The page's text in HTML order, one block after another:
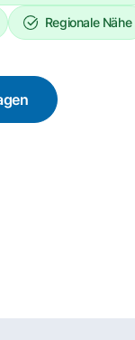
Regionale Nähe